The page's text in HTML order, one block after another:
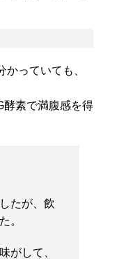
っていても、
酵素で満腹感を得
たが、飲
。
がして、